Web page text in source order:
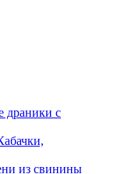
драники с